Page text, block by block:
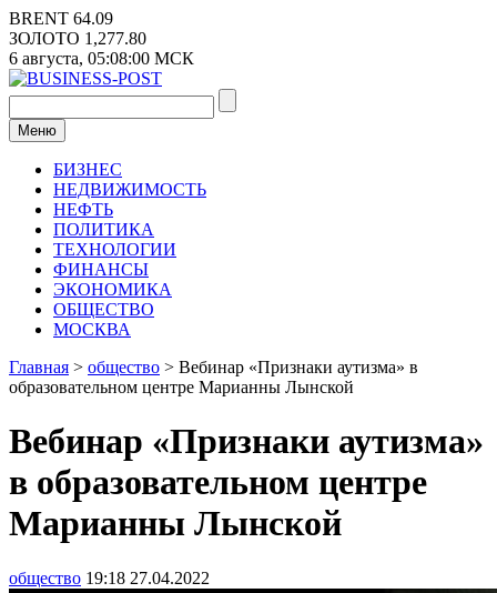
Перейти
к
содержимому
BRENT 64.09
ЗОЛОТО 1,277.80
6 августа, 05:08:01 МСК
Меню
БИЗНЕС
НЕДВИЖИМОСТЬ
НЕФТЬ
ПОЛИТИКА
ТЕХНОЛОГИИ
ФИНАНСЫ
ЭКОНОМИКА
ОБЩЕСТВО
МОСКВА
Главная > общество > Вебинар «Признаки аутизма» в
образовательном центре Марианны Лынской
Вебинар «Признаки аутизма»
в образовательном центре
Марианны Лынской
общество 19:18 27.04.2022